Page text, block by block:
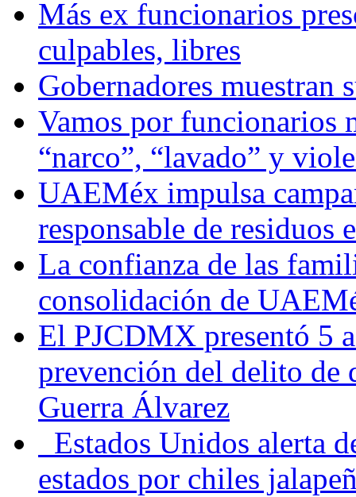
Más ex funcionarios
culpables, libres
Gobernadores muestran
Vamos por funcionarios
“narco”, “lavado” y
UAEMéx impulsa
responsable de residuos
La confianza de las
consolidación de
El PJCDMX presentó 5
prevención del delito de
Guerra Álvarez
Estados Unidos alerta
estados por chiles